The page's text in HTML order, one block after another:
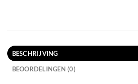
BESCHRIJVING
BEOORDELINGEN (0)